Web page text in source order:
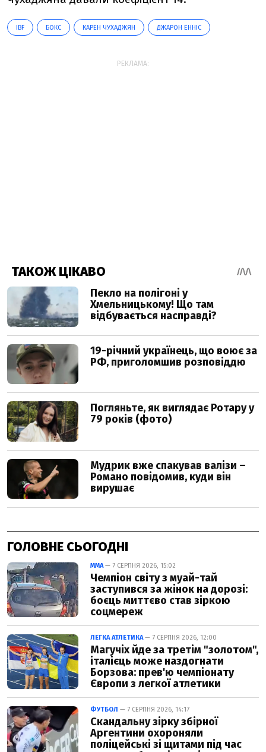
IBF БОКС КАРЕН ЧУХАДЖЯН ДЖАРОН ЕННІС
РЕКЛАМА:
ГОЛОВНЕ СЬОГОДНІ
ММА— 7 СЕРПНЯ 2026, 15:02
Чемпіон світу з муай-тай
заступився за жінок на дорозі:
боєць миттєво став зіркою
соцмереж
ЛЕГКА АТЛЕТИКА— 7 СЕРПНЯ 2026, 12:00
Магучіх йде за третім "золотом",
італієць може наздогнати
Борзова: прев'ю чемпіонату
Європи з легкої атлетики
ФУТБОЛ — 7 СЕРПНЯ 2026, 14:17
Скандальну зірку збірної
Аргентини охороняли
поліцейські зі щитами під час